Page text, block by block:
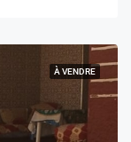
À VENDRE